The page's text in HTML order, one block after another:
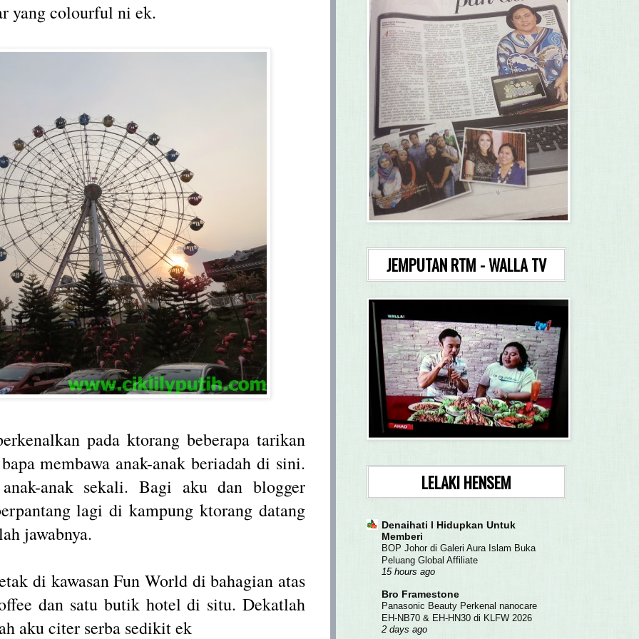
yang colourful ni ek.
pada ktorang beberapa tarikan
membawa anak-anak beriadah di sini.
anak sekali. Bagi aku dan blogger
lagi di kampung ktorang datang
jawabnya.
di kawasan Fun World di bahagian atas
dan satu butik hotel di situ. Dekatlah
aku citer serba sedikit ek
JEMPUTAN RTM - WALLA TV
LELAKI HENSEM
Denaihati l Hidupkan Untuk
Memberi
BOP Johor di Galeri Aura Islam Buka
Peluang Global Affiliate
15 hours ago
Bro Framestone
Panasonic Beauty Perkenal nanocare
EH-NB70 & EH-HN30 di KLFW 2026
2 days ago